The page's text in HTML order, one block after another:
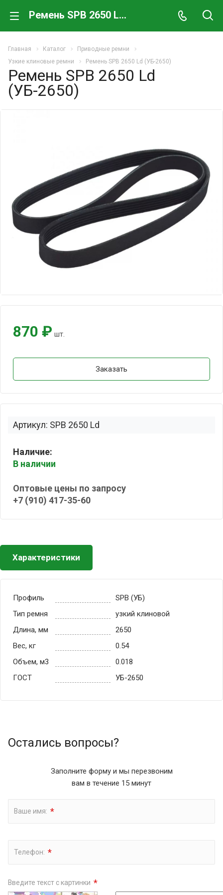
Ремень SPB 2650 Ld (УБ-2650)
Главная Каталог
Приводные ремни
Узкие клиновые ремни
Ремень SPB 2650 Ld (УБ-2650)
Ремень SPB 2650 Ld
(УБ-2650)
Артикул: SPB 2650 Ld
Наличие:
В наличии
Оптовые цены по запросу
+7 (910) 417-35-60
870 ₽ шт.
Заказать
Характеристики
Профиль
SPB (УБ)
Тип ремня
узкий клиновой
Длина, мм
2650
Вес, кг
0.54
Объем, м3
0.018
ГОСТ
УБ-2650
Остались вопросы?
Заполните форму и мы перезвоним
вам в течение 15 минут
Ваше имя: *
Телефон: *
Введите текст с картинки *